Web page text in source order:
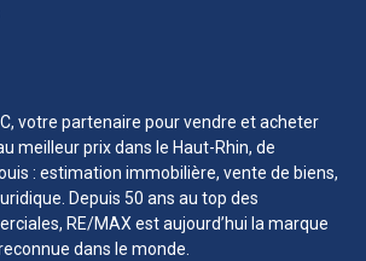
votre partenaire pour vendre et acheter
meilleur prixdans le Haut-Rhin, de
: estimation immobilière, vente de biens,
Depuis 50 ans au top des
RE/MAX est aujourd’hui la marque
dans le monde.